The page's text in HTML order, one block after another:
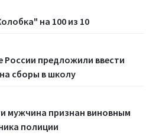
на 100 из 10
России предложили ввести
сборы в школу
мужчина признан виновным
полиции